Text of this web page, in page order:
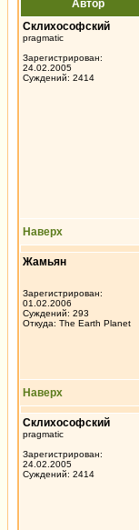
Автор
Склихософский
pragmatic
Зарегистрирован:
24.02.2005
Суждений: 2414
Наверх
Жамьян
Зарегистрирован:
01.02.2006
Суждений: 293
Откуда: The Earth Planet
Наверх
Склихософский
pragmatic
Зарегистрирован:
24.02.2005
Суждений: 2414